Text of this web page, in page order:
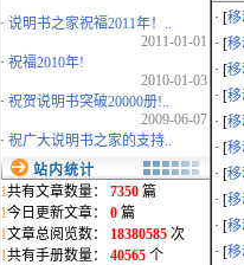
说明书之家祝福2011年！..
2011-01-01
祝福2010年!
2010-01-03
祝贺说明书突破20000册!..
2009-06-07
祝广大说明书之家的支持..
·祝贺淘团网淘团专版发布..
2007-10-19
·www.myreadme.com新域名..
2007-07-02
·本站统一采用www.mydigi..
站内统计
1共有文章数量： 7350 篇
1今日更新文章： 0 篇
1文章总阅览数： 18380585 次
1共有手册数量： 40565 个
· [
· [
· [
· [
· [
· [
· [
· [
· [
· [